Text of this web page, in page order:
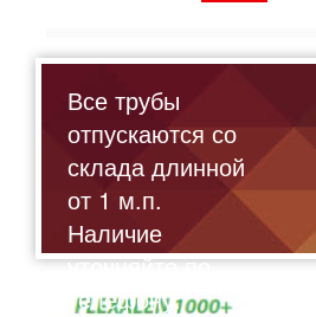
Все трубы
отпускаются со
склада длинной
от 1 м.п.
Наличие
уточняйте по
телефону: